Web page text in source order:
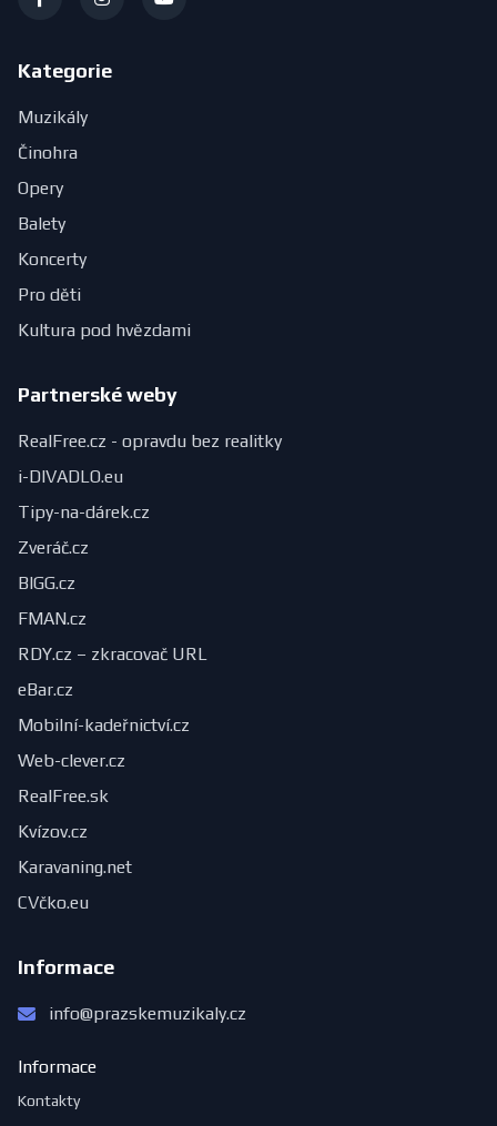
Kategorie
Muzikály
Činohra
Opery
Balety
Koncerty
Pro děti
Kultura pod hvězdami
Partnerské weby
RealFree.cz - opravdu bez realitky
i-DIVADLO.eu
Tipy-na-dárek.cz
Zveráč.cz
BIGG.cz
FMAN.cz
RDY.cz – zkracovač URL
eBar.cz
Mobilní-kadeřnictví.cz
Web-clever.cz
RealFree.sk
Kvízov.cz
Karavaning.net
CVčko.eu
Informace
info@prazskemuzikaly.cz
Informace
Kontakty